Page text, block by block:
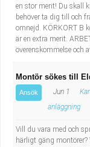
en stor merit! Du skall
behöver ta dig till och
omnejd. KÖRKORT B
är en extra merit.
överenskommelse och
Montör sökes till
Ansök Jun 1
anläggning
Vill du vara med och
härligt gäng